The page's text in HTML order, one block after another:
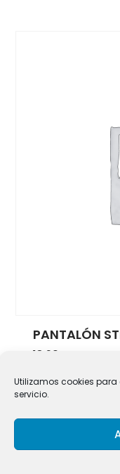
Utilizamos cookies
servicio.
PANTALÓN
18.90
Seleccionar
© 2025 Limpieza